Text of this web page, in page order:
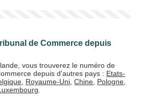
de Commerce depuis
vous trouverez le numéro de
depuis d'autres pays : Etats-
Royaume-Uni ,Chine Pologne